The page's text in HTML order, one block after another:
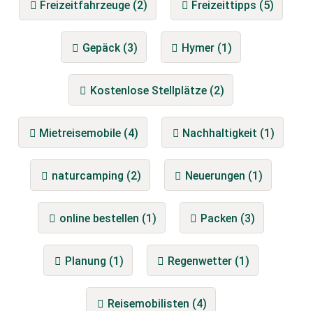
Freizeitfahrzeuge (2) Freizeittipps (5)
Gepäck (3) Hymer (1)
Kostenlose Stellplätze (2)
Mietreisemobile (4) Nachhaltigkeit (1)
naturcamping (2) Neuerungen (1)
online bestellen (1) Packen (3)
Planung (1) Regenwetter (1)
Reisemobilisten (4)